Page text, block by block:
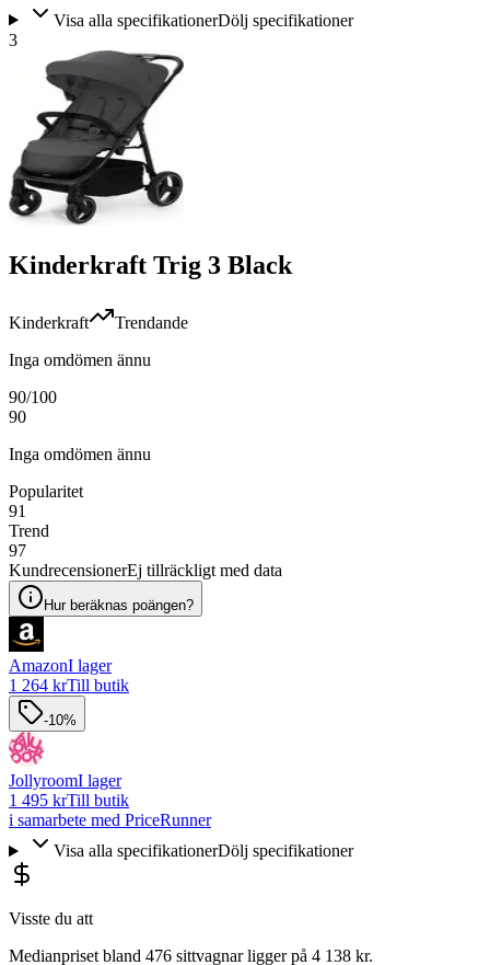
Visa alla specifikationerDölj specifikationer
3
Kinderkraft Trig 3 Black
Kinderkraft
Trendande
Inga omdömen ännu
90/100
90
Inga omdömen ännu
Popularitet
91
Trend
97
KundrecensionerEj tillräckligt med data
Hur beräknas poängen?
AmazonI lager
1 264 krTill butik
-10%
JollyroomI lager
1 495 krTill butik
i samarbete med PriceRunner
Visa alla specifikationerDölj specifikationer
Visste du att
Medianpriset bland 476 sittvagnar ligger på 4 138 kr.